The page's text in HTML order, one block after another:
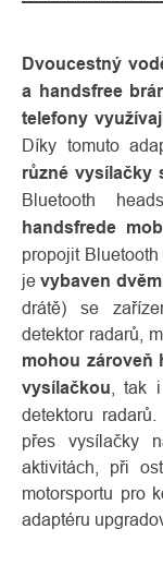
Dvoucestný
a handsfree
telefony
Díky tomuto
různé vysílačky
Bluetooth
handsfrede
propojit
jevybaven
drátě) se
detektor radarů,
mohou zároveň
vysílačkou , tak
detektoru
přes vysílačky
aktivitách, při
motorsportu pro
adaptéru